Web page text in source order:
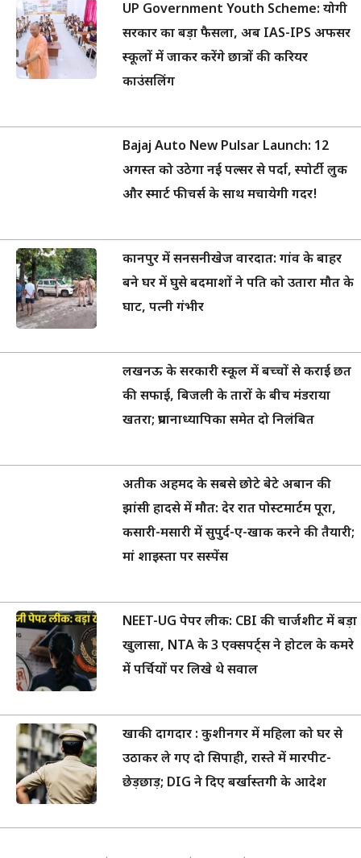
UP Government Youth Scheme: योगी
सरकार का बड़ा फैसला, अब IAS-IPS अफसर
स्कूलों में जाकर करेंगे छात्रों की करियर
काउंसलिंग
Bajaj Auto New Pulsar Launch: 12
अगस्त को उठेगा नई पल्सर से पर्दा, स्पोर्टी लुक
और स्मार्ट फीचर्स के साथ मचायेगी गदर!
कानपुर में सनसनीखेज वारदात: गांव के बाहर
बने घर में घुसे बदमाशों ने पति को उतारा मौत के
घाट, पत्नी गंभीर
लखनऊ के सरकारी स्कूल में बच्चों से कराई छत
की सफाई, बिजली के तारों के बीच मंडराया
खतरा; प्रधानाध्यापिका समेत दो निलंबित
अतीक अहमद के सबसे छोटे बेटे अबान की
झांसी हादसे में मौत: देर रात पोस्टमार्टम पूरा,
कसारी-मसारी में सुपुर्द-ए-खाक करने की तैयारी;
मां शाइस्ता पर सस्पेंस
NEET-UG पेपर लीक: CBI की चार्जशीट में बड़ा
खुलासा, NTA के 3 एक्सपर्ट्स ने होटल के कमरे
में पर्चियों पर लिखे थे सवाल
खाकी दागदार : कुशीनगर में महिला को घर से
उठाकर ले गए दो सिपाही, रास्ते में मारपीट-
छेड़छाड़; DIG ने दिए बर्खास्तगी के आदेश